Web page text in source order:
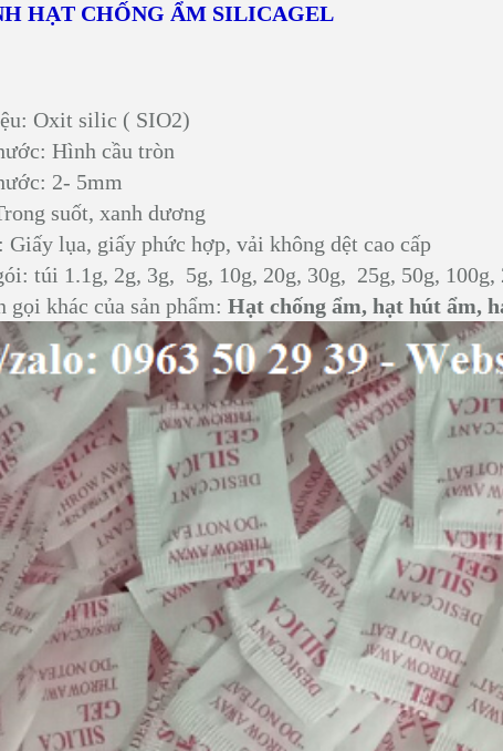
HẠT CHỐNG ẨM SILICAGEL
Oxit silic ( SIO2)
Hình cầu tròn
2- 5mm
suốt, xanh dương
Giấy lụa, giấy phức hợp, vải không dệt cao cấp
túi 1.1g, 2g, 3g, 5g, 10g, 20g, 30g, 25g, 50g, 100g,
gọi khác của sản phẩm: Hạt chống ẩm, hạt hút ẩm,
hút ẩm silicagel Xanh
TÚI HÚT ẨM SILICA GEL 1,1
GR- NHỎ